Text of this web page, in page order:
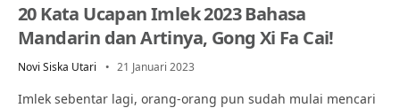
20 Kata Ucapan Imlek 2023 Bahasa
Mandarin dan Artinya, Gong Xi Fa Cai!
Novi Siska Utari 21 Januari 2023
Imlek sebentar lagi, orang-orang pun sudah mulai mencari